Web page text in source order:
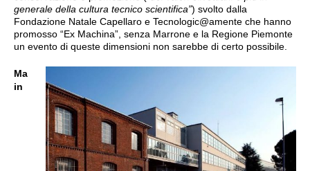
generale della cultura tecnico scientifica”) svolto dalla
Fondazione Natale Capellaro e Tecnologic@amente che hanno
promosso “Ex Machina”, senza Marrone e la Regione Piemonte
un evento di queste dimensioni non sarebbe di certo possibile.
Ma
in